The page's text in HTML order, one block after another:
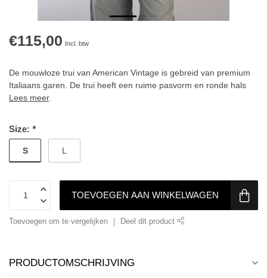
€115,00 Incl. btw
De mouwloze trui van American Vintage is gebreid van premium
Italiaans garen. De trui heeft een ruime pasvorm en ronde hals
Lees meer.
Size: *
S L
TOEVOEGEN AAN WINKELWAGEN
Toevoegen om te vergelijken Deel dit product
PRODUCTOMSCHRIJVING